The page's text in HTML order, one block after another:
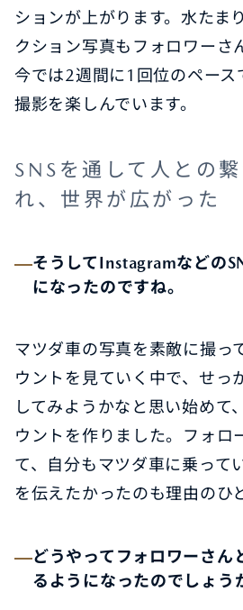
ションが上がります。水たま
クション写真もフォロワーさ
今では2週間に1回位のペース
撮影を楽しんでいます。
SNSを通して人との
れ、世界が広がった
そうしてInstagramなどの
になったのですね。
マツダ車の写真を素敵に撮っ
ウントを見ていく中で、せっ
してみようかなと思い始めて
ウントを作りました。フォロ
て、自分もマツダ車に乗って
を伝えたかったのも理由のひ
どうやってフォロワーさん
るようになったのでしょう